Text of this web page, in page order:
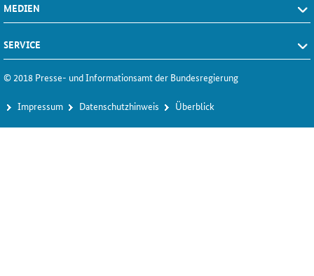
MEDIEN
SERVICE
© 2018 Presse- und Informationsamt der Bundesregierung
Im­pres­s­um Da­ten­schutz­hin­weis Über­blick